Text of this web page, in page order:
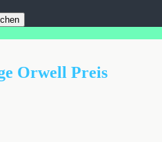
Orwell Preis